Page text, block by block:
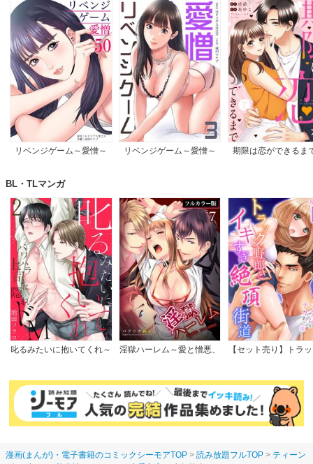
リベンジゲーム～愛憎～
リベンジゲーム～愛憎～
期限は恋ができるま
BL・TLマンガ
叱るみたいに抱いてくれ～
淫獄ハーレム～愛と憎悪、
【セット売り】トラ
ナカまで深く…
漫画(まんが)・電子書籍のコミックシーモアTOP 読み放題フルTOP
ティーン